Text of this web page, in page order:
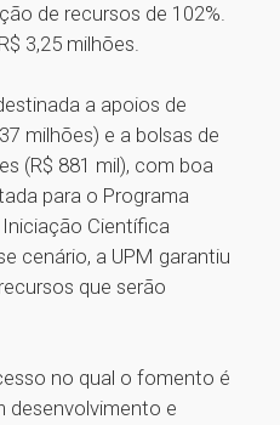
de recursos de 102%.
3,25 milhões.
a apoios de
milhões) e a bolsas de
(R$ 881 mil), com boa
para o Programa
Científica
cenário, a UPM garantiu
que serão
no qual o fomento é
desenvolvimento e